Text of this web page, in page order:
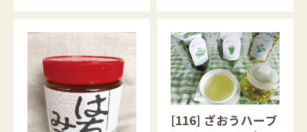
[116] ざおうハーブ